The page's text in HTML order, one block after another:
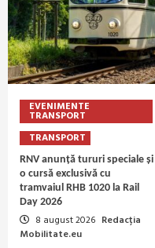
EVENIMENTE
TRANSPORT
TRANSPORT
RNV anunță tururi speciale și
o cursă exclusivă cu
tramvaiul RHB 1020 la Rail
Day 2026
8 august 2026 Redacția
Mobilitate.eu